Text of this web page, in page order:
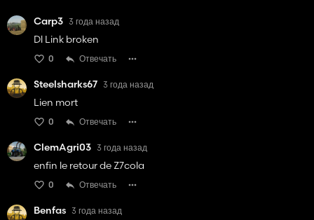
Carp3 3 года назад
Dl Link broken
0 Отвечать
Steelsharks67 3 года назад
Lien mort
0 Отвечать
ClemAgri03 3 года назад
enfin le retour de Z7cola
0 Отвечать
Benfas 3 года назад